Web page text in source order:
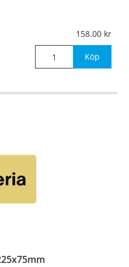
1mm (plan)
158.00
Köp